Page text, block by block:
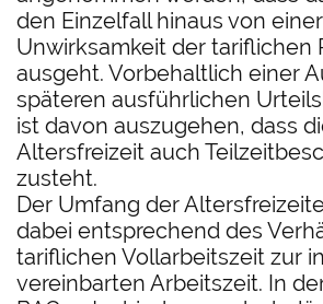
den Einzelfall hinaus von einer
Unwirksamkeit der tariflichen
ausgeht. Vorbehaltlich einer
späteren ausführlichen
ist davon auszugehen, dass
Altersfreizeit auch
zusteht.
Der Umfang der
dabei entsprechend des
tariflichen Vollarbeitszeit zur
vereinbarten Arbeitszeit. In